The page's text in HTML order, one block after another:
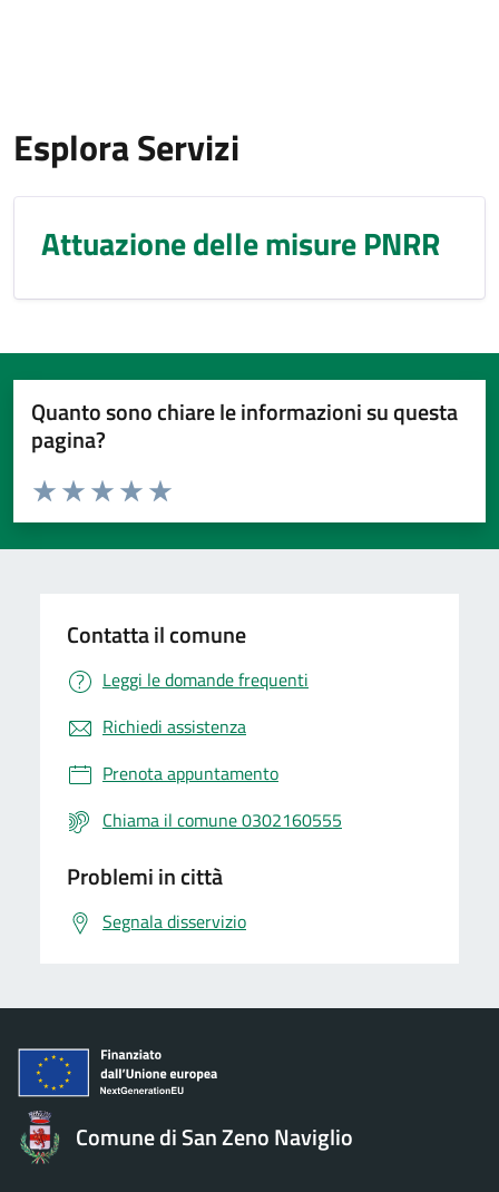
Esplora Servizi
Attuazione delle misure PNRR
Quanto sono chiare le informazioni su questa
pagina?
Valuta da 1 a 5 stelle la pagina
Valuta 5 stelle su 5
Valuta 4 stelle su 5
Valuta 3 stelle su 5
Valuta 2 stelle su 5
Valuta 1 stelle su 5
Contatta il comune
Leggi le domande frequenti
Richiedi assistenza
Prenota appuntamento
Chiama il comune 0302160555
Problemi in città
Segnala disservizio
Comune di San Zeno Naviglio